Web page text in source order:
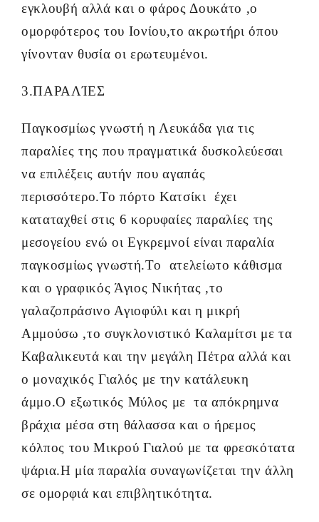
εγκλουβή αλλά και ο φάρος Δουκάτο ,ο
ομορφότερος του Ιονίου,το ακρωτήρι όπου
γίνονταν θυσία οι ερωτευμένοι.
3.ΠΑΡΑΛΊΕΣ
Παγκοσμίως γνωστή η Λευκάδα για τις
παραλίες της που πραγματικά δυσκολεύεσαι
να επιλέξεις αυτήν που αγαπάς
περισσότερο.Το πόρτο Κατσίκι έχει
καταταχθεί στις 6 κορυφαίες παραλίες της
μεσογείου ενώ οι Εγκρεμνοί είναι παραλία
παγκοσμίως γνωστή.Το ατελείωτο κάθισμα
και ο γραφικός Άγιος Νικήτας ,το
γαλαζοπράσινο Αγιοφύλι και η μικρή
Αμμούσω ,το συγκλονιστικό Καλαμίτσι με τα
Καβαλικευτά και την μεγάλη Πέτρα αλλά και
ο μοναχικός Γιαλός με την κατάλευκη
άμμο.O εξωτικός Μύλος με τα απόκρημνα
βράχια μέσα στη θάλασσα και ο ήρεμος
κόλπος του Μικρού Γιαλού με τα φρεσκότατα
ψάρια.Η μία παραλία συναγωνίζεται την άλλη
σε ομορφιά και επιβλητικότητα.